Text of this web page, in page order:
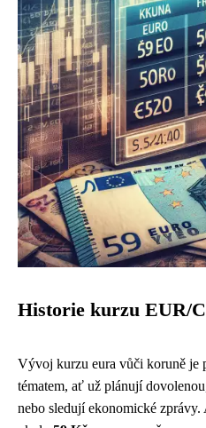
Historie kurzu EUR/
Vývoj kurzu eura vůči koruně je
tématem, ať už plánují
nebo sledují ekonomické